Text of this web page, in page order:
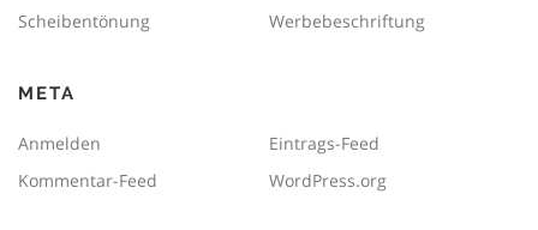
Scheibentönung
Werbebeschriftung
META
Anmelden
Eintrags-Feed
Kommentar-Feed
WordPress.org